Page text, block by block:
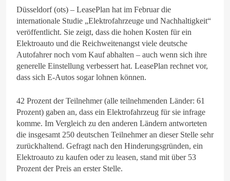
Düsseldorf (ots) – LeasePlan hat im Februar die
internationale Studie „Elektrofahrzeuge und Nachhaltigkeit“
veröffentlicht. Sie zeigt, dass die hohen Kosten für ein
Elektroauto und die Reichweitenangst viele deutsche
Autofahrer noch vom Kauf abhalten – auch wenn sich ihre
generelle Einstellung verbessert hat. LeasePlan rechnet vor,
dass sich E-Autos sogar lohnen können.
42 Prozent der Teilnehmer (alle teilnehmenden Länder: 61
Prozent) gaben an, dass ein Elektrofahrzeug für sie infrage
komme. Im Vergleich zu den anderen Ländern antworteten
die insgesamt 250 deutschen Teilnehmer an dieser Stelle sehr
zurückhaltend. Gefragt nach den Hinderungsgründen, ein
Elektroauto zu kaufen oder zu leasen, stand mit über 53
Prozent der Preis an erster Stelle.